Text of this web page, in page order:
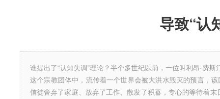
导致“认
谁提出了“认知失调”理论？半个多世纪以前，一位叫利昂·费
这个宗教团体中，流传着一个世界会被大洪水毁灭的预言，
信徒舍弃了家庭、放弃了工作、散发了积蓄，专心的等待着